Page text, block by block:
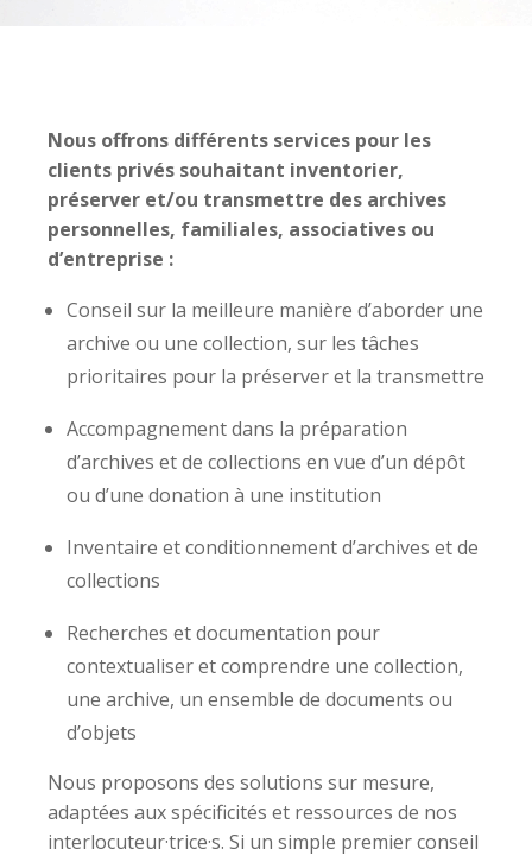
Nous offrons différents services pour les
clients privés souhaitant inventorier,
préserver et/ou transmettre des archives
personnelles, familiales, associatives ou
d’entreprise :
Conseil sur la meilleure manière d’aborder une
archive ou une collection, sur les tâches
prioritaires pour la préserver et la transmettre
Accompagnement dans la préparation
d’archives et de collections en vue d’un dépôt
ou d’une donation à une institution
Inventaire et conditionnement d’archives et de
collections
Recherches et documentation pour
contextualiser et comprendre une collection,
une archive, un ensemble de documents ou
d’objets
Nous proposons des solutions sur mesure,
adaptées aux spécificités et ressources de nos
interlocuteur·trice·s. Si un simple premier conseil